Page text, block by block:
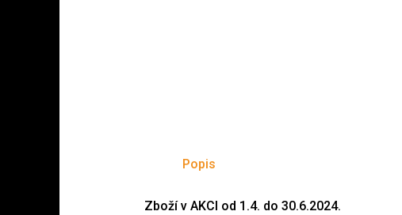
Popis
Zboží v AKCI od 1.4. do 30.6.2024.